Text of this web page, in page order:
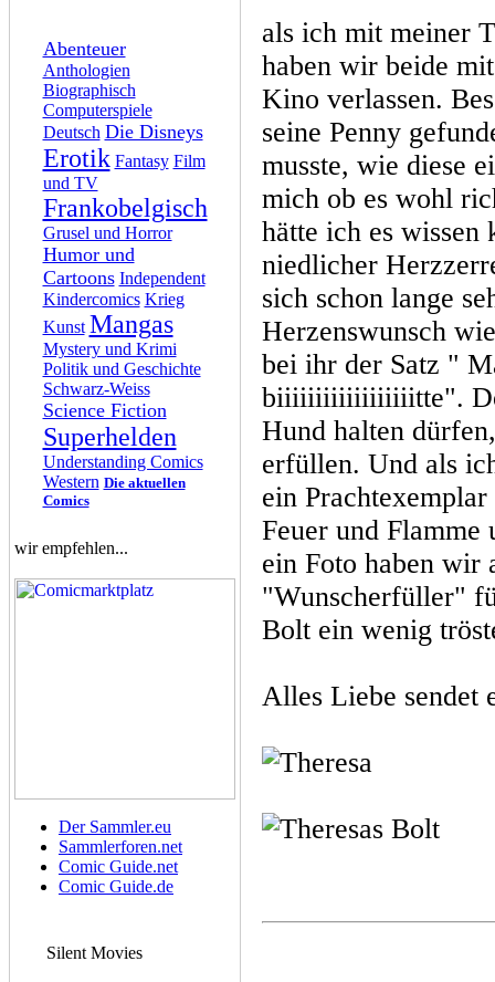
Abenteuer
Anthologien
Biographisch
Computerspiele
Deutsch Die Disneys
Erotik Fantasy Film
und TV
Frankobelgisch
Grusel und Horror
Humor und
Cartoons Independent
Kindercomics Krieg
Kunst Mangas
Mystery und Krimi
Politik und Geschichte
Schwarz-Weiss
Science Fiction
Superhelden
Understanding Comics
Western Die aktuellen
Comics
wir empfehlen...
Der Sammler.eu
Sammlerforen.net
Comic Guide.net
Comic Guide.de
Silent Movies
als ich mit meiner
haben wir beide
Kino verlassen.
seine Penny
musste, wie diese
mich ob es wohl
hätte ich es wissen
niedlicher
sich schon lange
Herzenswunsch
bei ihr der Satz "
biiiiiiiiiiiiiiiiiitte".
Hund halten
erfüllen. Und als
ein
Feuer und
ein Foto haben
"Wunscherfüller"
Bolt ein wenig
Alles Liebe sendet